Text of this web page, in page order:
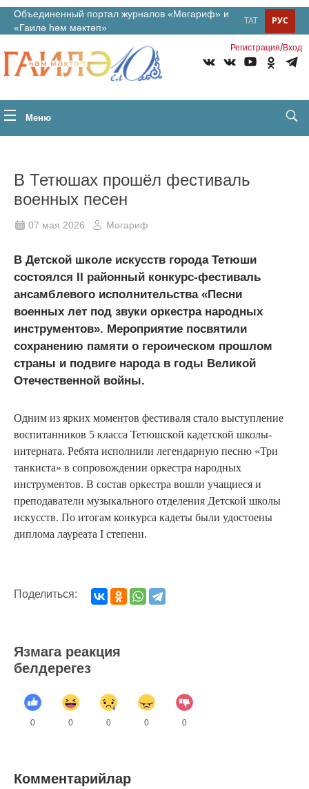
Объединенный портал журналов «Мәгариф» и
«Гаилә һәм мәктәп»
РУС
ТАТ
Регистрация/Вход
Меню
В Тетюшах прошёл фестиваль
военных песен
07 мая 2026 Мәгариф
В Детской школе искусств города Тетюши
состоялся II районный конкурс-фестиваль
ансамблевого исполнительства «Песни
военных лет под звуки оркестра народных
инструментов». Мероприятие посвятили
сохранению памяти о героическом прошлом
страны и подвиге народа в годы Великой
Отечественной войны.
Одним из ярких моментов фестиваля стало выступление
воспитанников 5 класса Тетюшской кадетской школы-
интерната. Ребята исполнили легендарную песню «Три
танкиста» в сопровождении оркестра народных
инструментов. В состав оркестра вошли учащиеся и
преподаватели музыкального отделения Детской школы
искусств. По итогам конкурса кадеты были удостоены
диплома лауреата I степени.
Поделиться:
Язмага реакция
белдерегез
0 0 0 0 0
Комментарийлар